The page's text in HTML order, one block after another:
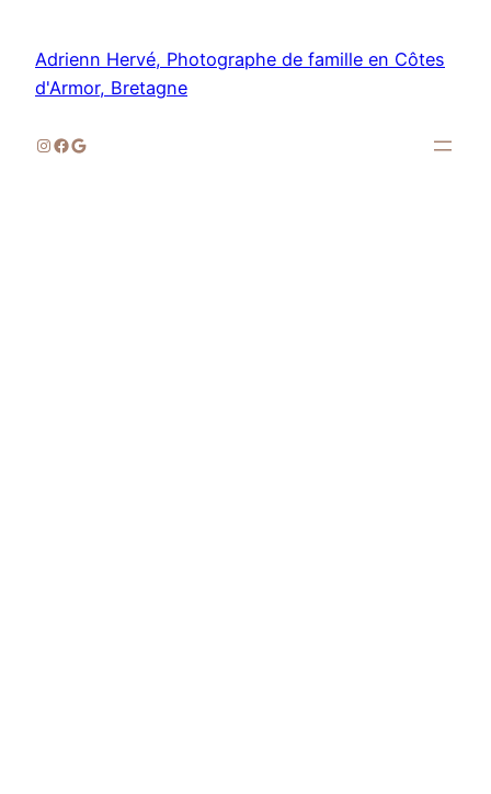
Adrienn Hervé, Photographe de famille en Côtes
d'Armor, Bretagne
Suivez-moi sur Instagram ! Facebook
Google